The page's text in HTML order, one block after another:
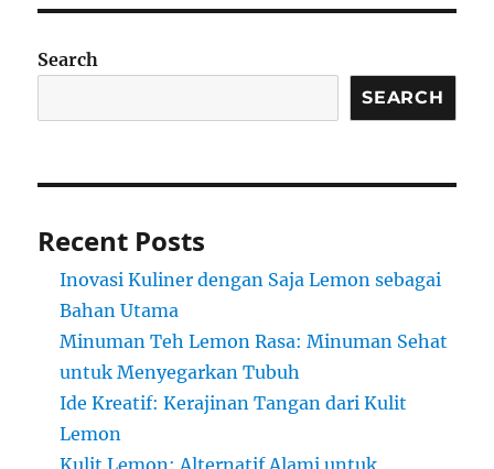
Search
SEARCH
Recent Posts
Inovasi Kuliner dengan Saja Lemon sebagai
Bahan Utama
Minuman Teh Lemon Rasa: Minuman Sehat
untuk Menyegarkan Tubuh
Ide Kreatif: Kerajinan Tangan dari Kulit
Lemon